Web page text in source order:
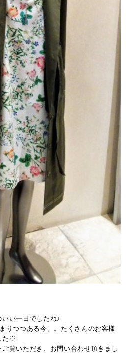
い一日でしたね♪
りつつある今。。たくさんのお客様
た♡
覧いただき、お問い合わせ頂きまし